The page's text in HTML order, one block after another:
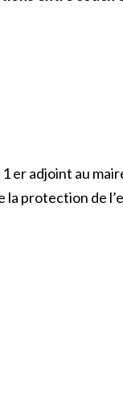
adjoint au
protection de